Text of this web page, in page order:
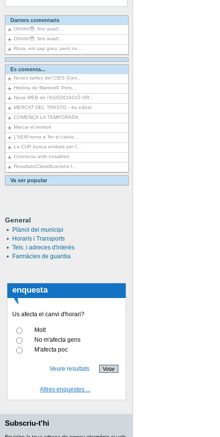
Darrers comentaris
Ohhhh😳, fins aviat!...
Ohhhh😳, fins aviat!...
Rosa, em sap greu, però no ...
Es comenta...
Noves tarifes del CIES (Cen...
Història de Martorell. Pers...
Nova WEB de l'ASSOCIACIÓ OR...
MERCAT DEL TRASTO - 4a edició
COMENÇA LA TEMPORADA
Marcar el territori
L’AEM torna a ‘fer el cabra...
La CUP busca entitats per f...
Connecta amb nosaltres
Resultats/Classificacions I...
Va ser popular
General
Plànol del municipi
Horaris i Transports
Tels. i adreces d'interès
Farmàcies de guardia
enquesta
Us afecta el canvi d'horari?
Molt
No m'afecta gens
M'afecta poc
Veure resultats
Altres enquestes ...
Subscriu-t'hi